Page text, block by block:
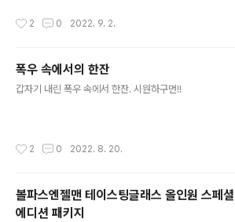
2 0 2022. 9. 2.
폭우 속에서의 한잔
갑자기 내린 폭우 속에서 한잔. 시원하구먼!!
2 0 2022. 8. 20.
볼파스엔젤맨 테이스팅글래스 올인원 스페셜
에디션 패키지